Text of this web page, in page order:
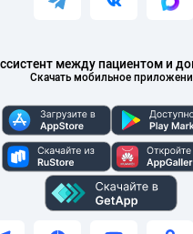
между пациентом и
Скачать мобильное